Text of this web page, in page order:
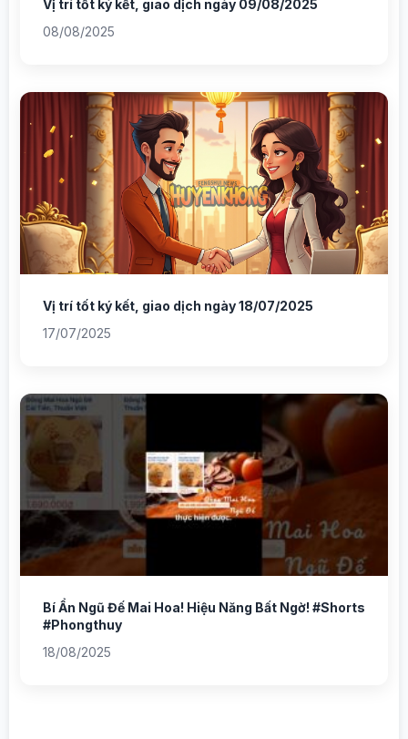
Vị trí tốt ký kết, giao dịch ngày 09/08/2025
08/08/2025
Vị trí tốt ký kết, giao dịch ngày 18/07/2025
17/07/2025
Bí Ẩn Ngũ Đế Mai Hoa! Hiệu Năng Bất Ngờ! #Shorts
#Phongthuy
18/08/2025